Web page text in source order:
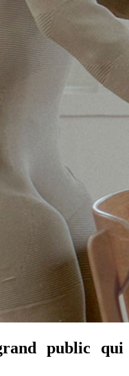
public qui